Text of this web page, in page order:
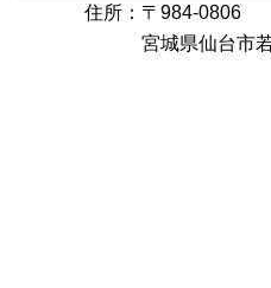
住所： 〒984-0806
宮城県仙台市